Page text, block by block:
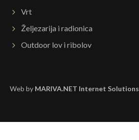
Vrt
Željezarija i radionica
Outdoor lov i ribolov
Web by MARIVA.NET Internet Solutions